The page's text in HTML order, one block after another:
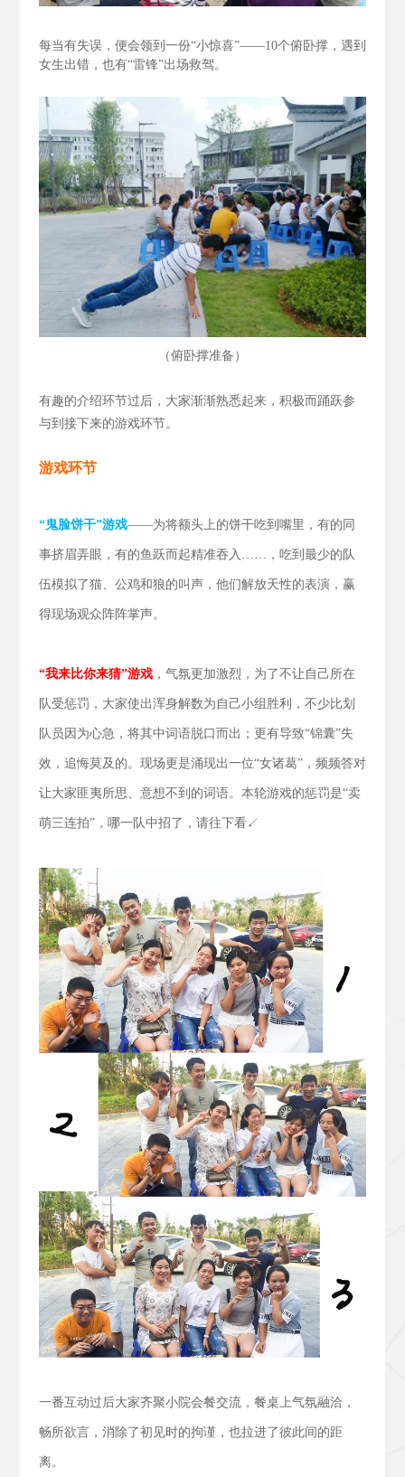
每当有失误，便会领到一份“小惊喜”——10个俯卧撑，遇到
女生出错，也有“雷锋”出场救驾。
（俯卧撑准备 ）
有趣的介绍环节过后，大家渐渐熟悉起来，积极而踊跃参
与到接下来的游戏环节。
游戏环节
“鬼脸饼干”游戏——为将额头上的饼干吃到嘴里，有的同
事挤眉弄眼，有的鱼跃而起精准吞入……，吃到最少的队
伍模拟了猫、公鸡和狼的叫声，他们解放天性的表演，赢
得现场观众阵阵掌声。
“我来比你来猜”游戏，气氛更加激烈，为了不让自己所在
队受惩罚，大家使出浑身解数为自己小组胜利，不少比划
队员因为心急，将其中词语脱口而出；更有导致“锦囊”失
效，追悔莫及的。现场更是涌现出一位“女诸葛”，频频答对
让大家匪夷所思、意想不到的词语。本轮游戏的惩罚是“卖
萌三连拍”，哪一队中招了，请往下看↙
一番互动过后大家齐聚小院会餐交流， 餐桌上气氛融洽，
畅所欲言，消除了初见时的拘谨，也拉进了彼此间的距
离。